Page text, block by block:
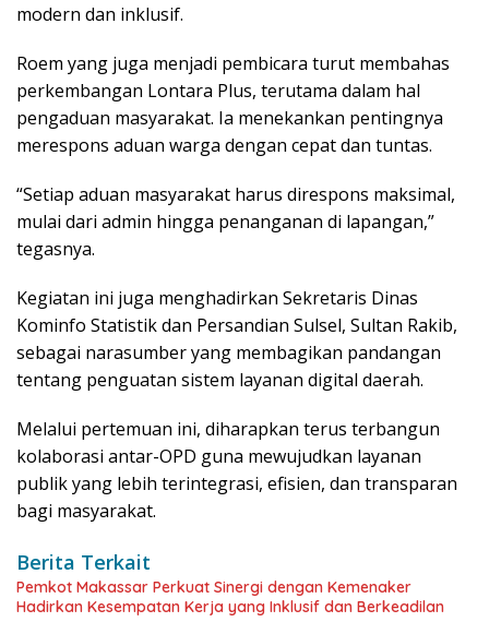
modern dan inklusif.
Roem yang juga menjadi pembicara turut membahas
perkembangan Lontara Plus, terutama dalam hal
pengaduan masyarakat. Ia menekankan pentingnya
merespons aduan warga dengan cepat dan tuntas.
“Setiap aduan masyarakat harus direspons maksimal,
mulai dari admin hingga penanganan di lapangan,”
tegasnya.
Kegiatan ini juga menghadirkan Sekretaris Dinas
Kominfo Statistik dan Persandian Sulsel, Sultan Rakib,
sebagai narasumber yang membagikan pandangan
tentang penguatan sistem layanan digital daerah.
Melalui pertemuan ini, diharapkan terus terbangun
kolaborasi antar-OPD guna mewujudkan layanan
publik yang lebih terintegrasi, efisien, dan transparan
bagi masyarakat.
Berita Terkait
Pemkot Makassar Perkuat Sinergi dengan Kemenaker
Hadirkan Kesempatan Kerja yang Inklusif dan Berkeadilan